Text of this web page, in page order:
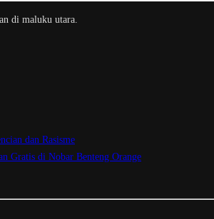
di maluku utara.
dan Rasisme
Gratis di Nobar Benteng Orange